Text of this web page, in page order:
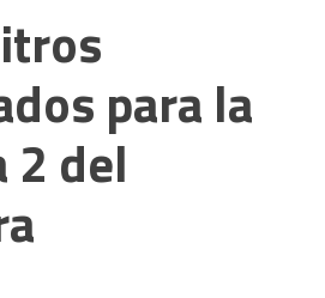
para la
2 del